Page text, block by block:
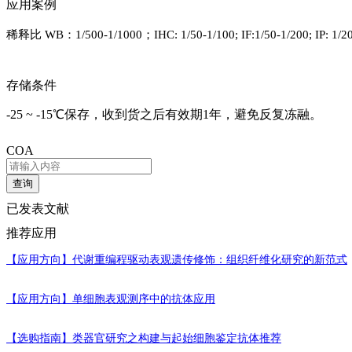
应用案例
稀释比 WB ： 1/500-1/1000 ； IHC: 1/50-1/100; IF:1/50-1/200; IP: 1/20
存储条件
-25 ~ -15℃保存，收到货之后有效期1年，避免反复冻融。
COA
查询
已发表文献
推荐应用
【应用方向】 代谢重编程驱动表观遗传修饰：组织纤维化研究的新范式
【应用方向】 单细胞表观测序中的抗体应用
【选购指南】 类器官研究之构建与起始细胞鉴定抗体推荐